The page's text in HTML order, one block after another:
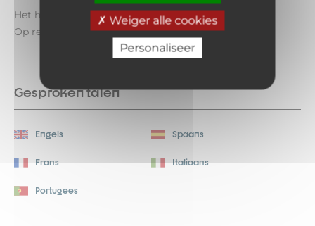
Weiger alle cookies
Personaliseer
Het hele jaar iedere dag.
Op reservering.
Gesproken talen
Engels Spaans
Frans Italiaans
Portugees